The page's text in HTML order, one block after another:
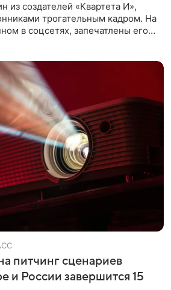
из создателей «Квартета И»,
трогательным кадром. На
в соцсетях, запечатлены его
питчинг сценариев
и России завершится 15